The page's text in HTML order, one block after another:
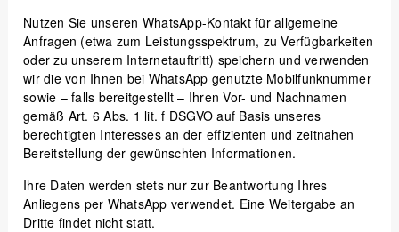
Nutzen Sie unseren WhatsApp-Kontakt für allgemeine
Anfragen (etwa zum Leistungsspektrum, zu Verfügbarkeiten
oder zu unserem Internetauftritt) speichern und verwenden
wir die von Ihnen bei WhatsApp genutzte Mobilfunknummer
sowie – falls bereitgestellt – Ihren Vor- und Nachnamen
gemäß Art. 6 Abs. 1 lit. f DSGVO auf Basis unseres
berechtigten Interesses an der effizienten und zeitnahen
Bereitstellung der gewünschten Informationen.
Ihre Daten werden stets nur zur Beantwortung Ihres
Anliegens per WhatsApp verwendet. Eine Weitergabe an
Dritte findet nicht statt.